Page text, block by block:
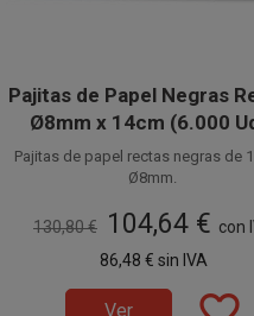
Pajitas de Papel Negras
Ø8mm x 14cm (6.000
Pajitas de papel rectas negras de
Ø8mm.
cañitas de papel también son
Biodegradables.
Disponible a la venta en cajas de
100 unidades.
130,80 € 104,64 € con
86,48 € sin IVA
Ver